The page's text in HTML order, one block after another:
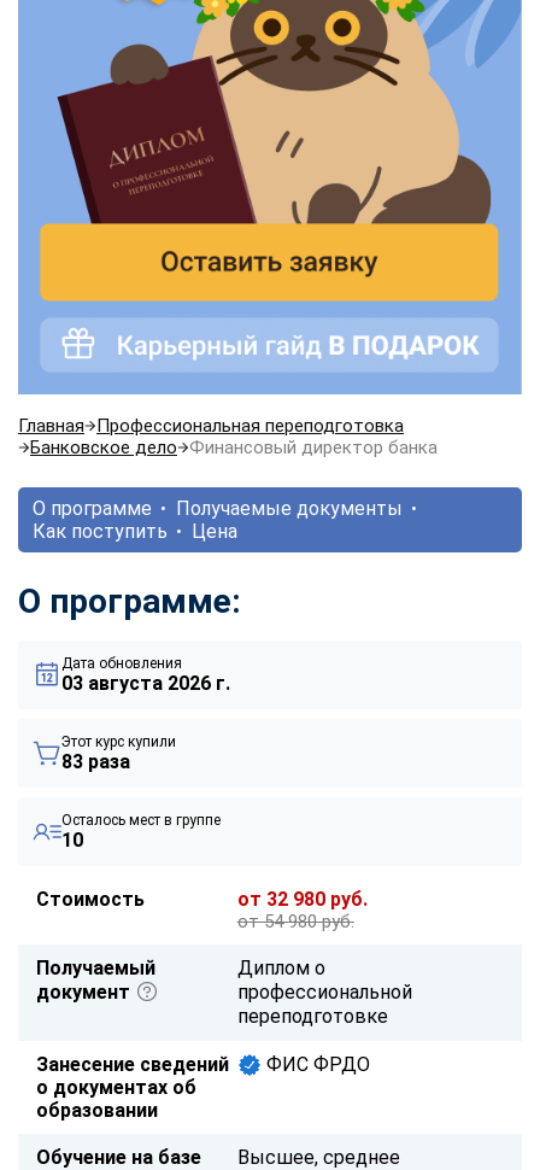
Главная
Профессиональная переподготовка
Банковское дело
Финансовый директор банка
О программе
Получаемые документы
Как поступить
Цена
О программе:
Дата обновления
03 августа 2026 г.
Этот курс купили
83 раза
Осталось мест в группе
10
Стоимость от 32 980 руб.
от 54 980 руб.
Получаемый
документ
Диплом о
профессиональной
переподготовке
Занесение сведений
о документах об
образовании
ФИС ФРДО
Обучение на базе Высшее, среднее